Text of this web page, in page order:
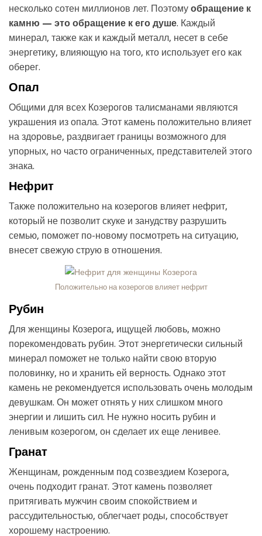
несколько сотен миллионов лет. Поэтому обращение к
камню — это обращение к его душе. Каждый
минерал, также как и каждый металл, несет в себе
энергетику, влияющую на того, кто использует его как
оберег.
Опал
Общими для всех Козерогов талисманами являются
украшения из опала. Этот камень положительно влияет
на здоровье, раздвигает границы возможного для
упорных, но часто ограниченных, представителей этого
знака.
Нефрит
Также положительно на козерогов влияет нефрит,
который не позволит скуке и занудству разрушить
семью, поможет по-новому посмотреть на ситуацию,
внесет свежую струю в отношения.
Положительно на козерогов влияет нефрит
Рубин
Для женщины Козерога, ищущей любовь, можно
порекомендовать рубин. Этот энергетически сильный
минерал поможет не только найти свою вторую
половинку, но и хранить ей верность. Однако этот
камень не рекомендуется использовать очень молодым
девушкам. Он может отнять у них слишком много
энергии и лишить сил. Не нужно носить рубин и
ленивым козерогом, он сделает их еще ленивее.
Гранат
Женщинам, рожденным под созвездием Козерога,
очень подходит гранат. Этот камень позволяет
притягивать мужчин своим спокойствием и
рассудительностью, облегчает роды, способствует
хорошему настроению.